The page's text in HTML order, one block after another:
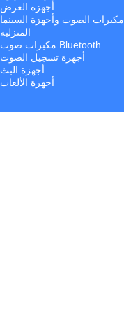
أجهزة العرض
مكبرات الصوت وأجهزة السينما
المنزلية
مكبرات صوت Bluetooth
أجهزة تسجيل الصوت
أجهزة البث
أجهزة الألعاب